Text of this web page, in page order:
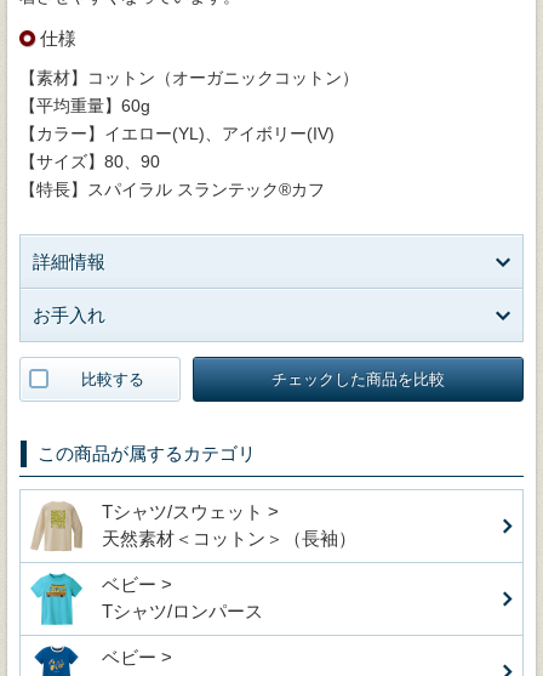
仕様
【素材】コットン（オーガニックコットン）
【平均重量】60g
【カラー】イエロー(YL)、アイボリー(IV)
【サイズ】80、90
【特長】スパイラル スランテック®カフ
詳細情報
お手入れ
比較する チェックした商品を比較
この商品が属するカテゴリ
Tシャツ/スウェット >
天然素材＜コットン＞（長袖）
ベビー >
Tシャツ/ロンパース
ベビー >